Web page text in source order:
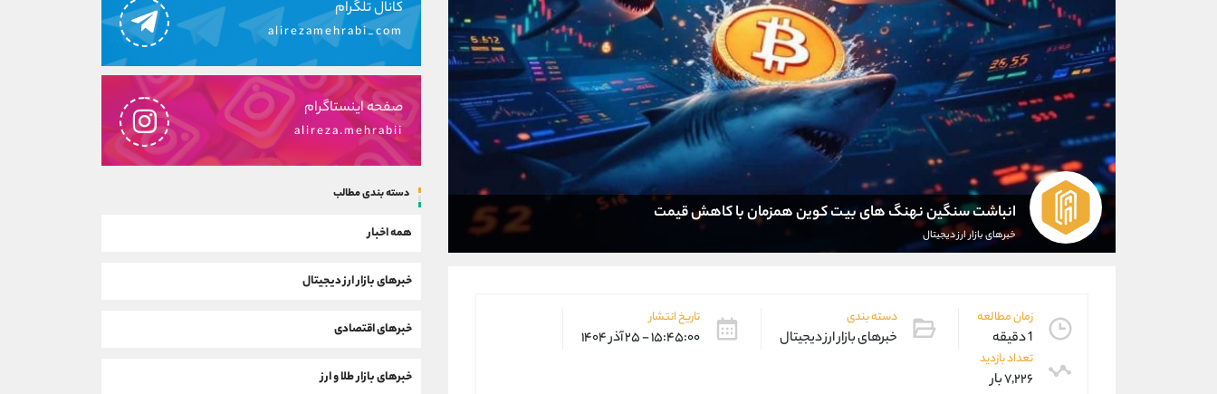
انباشت سنگین نهنگ های بیت کوین همزمان با کاهش قیمت
خبرهای بازار ارز دیجیتال
زمان مطالعه
1 دقیقه
دسته بندی
خبرهای بازار ارز دیجیتال
تاریخ انتشار
۱۵:۴۵:۰۰ - ۲۵ آذر ۱۴۰۴
تعداد بازدید
۷,۲۲۶ بار
کانال تلگرام
alirezamehrabi_com
صفحه اینستاگرام
alireza.mehrabii
دسته بندی مطالب
همه اخبار
خبرهای بازار ارز دیجیتال
خبرهای اقتصادی
خبرهای بازار طلا و ارز